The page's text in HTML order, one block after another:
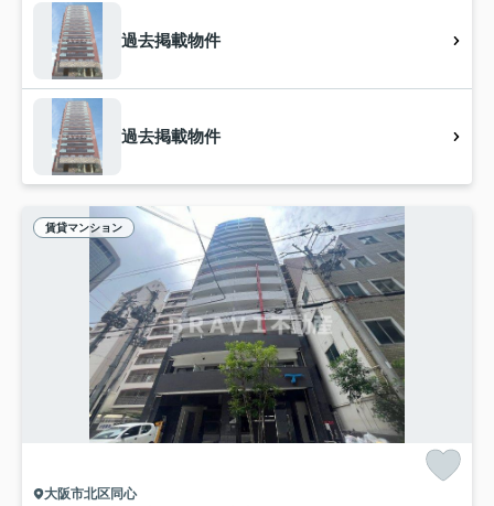
過去掲載物件
過去掲載物件
賃貸マンション
大阪市北区同心